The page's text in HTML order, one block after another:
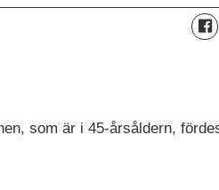
som är i 45-årsåldern,